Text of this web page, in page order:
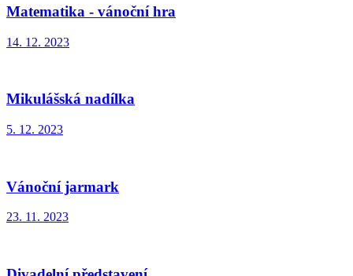
Matematika - vánoční hra
14. 12. 2023
Mikulášská nadílka
5. 12. 2023
Vánoční jarmark
23. 11. 2023